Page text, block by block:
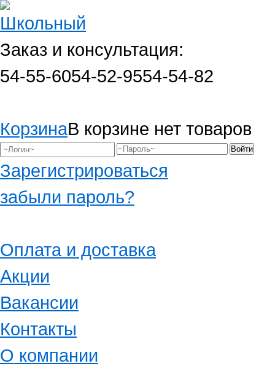
Заказ и консультация:
54-55-6054-52-9554-54-82
КорзинаВ корзине нет товаров
Зарегистрироваться
забыли пароль?
Оплата и доставка
Акции
Вакансии
Контакты
О компании